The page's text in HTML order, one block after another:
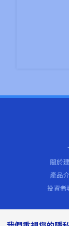
關於
產品
投資者